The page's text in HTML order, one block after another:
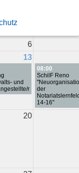
6
13
und
r
08:00
SchilF Reno
der
14-16"
20